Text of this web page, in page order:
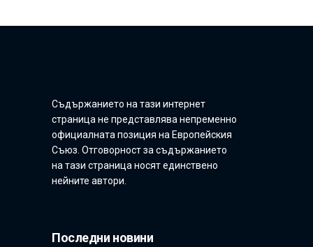
Съдържанието на тази интернет
страница не представлява непременно
официалната позиция на Европейския
Съюз. Отговорност за съдържанието
на тази страница носят единствено
нейните автори.
Последни новини